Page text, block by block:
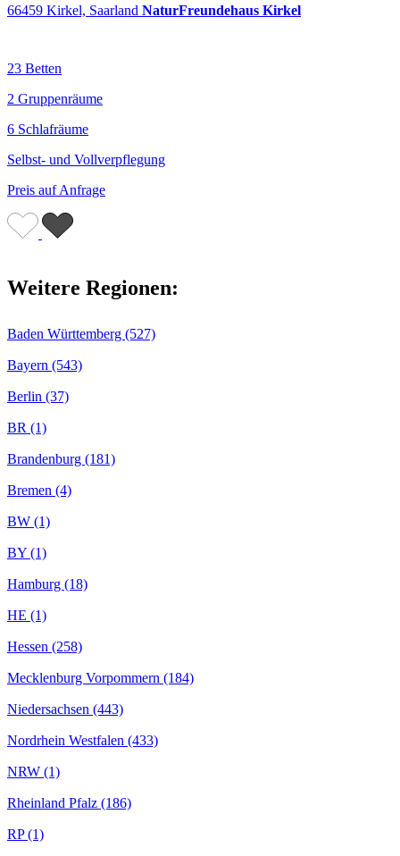
66459 Kirkel, Saarland NaturFreundehaus Kirkel
23 Betten
2 Gruppenräume
6 Schlafräume
Selbst- und Vollverpflegung
Preis auf Anfrage
Weitere Regionen:
Baden Württemberg (527)
Bayern (543)
Berlin (37)
BR (1)
Brandenburg (181)
Bremen (4)
BW (1)
BY (1)
Hamburg (18)
HE (1)
Hessen (258)
Mecklenburg Vorpommern (184)
Niedersachsen (443)
Nordrhein Westfalen (433)
NRW (1)
Rheinland Pfalz (186)
RP (1)